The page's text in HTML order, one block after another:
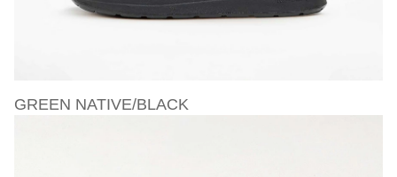
GREEN NATIVE/BLACK